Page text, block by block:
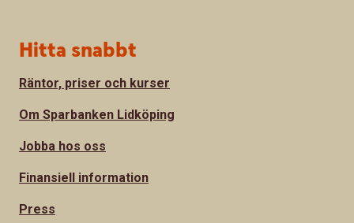
Hitta snabbt
Räntor, priser och kurser
Om Sparbanken Lidköping
Jobba hos oss
Finansiell information
Press